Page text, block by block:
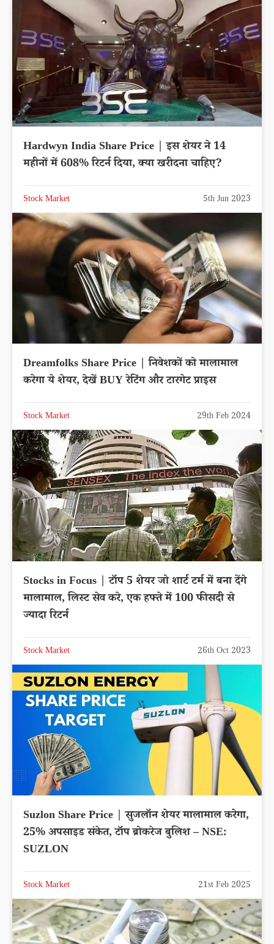
Hardwyn India Share Price | इस शेयर ने 14
महीनों में 608% रिटर्न दिया, क्या खरीदना चाहिए?
Stock Market 5th Jun 2023
Dreamfolks Share Price | निवेशकों को मालामाल
करेगा ये शेयर, देखें BUY रेटिंग और टारगेट प्राइस
Stock Market 29th Feb 2024
Stocks in Focus | टॉप 5 शेयर जो शार्ट टर्म में बना देंगे
मालामाल, लिस्ट सेव करे, एक हफ्ते में 100 फीसदी से
ज्यादा रिटर्न
Stock Market 26th Oct 2023
Suzlon Share Price | सुजलॉन शेयर मालामाल करेगा,
25% अपसाइड संकेत, टॉप ब्रोकरेज बुलिश – NSE:
SUZLON
Stock Market 21st Feb 2025